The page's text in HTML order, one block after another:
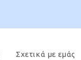
Σχετικά με εμάς